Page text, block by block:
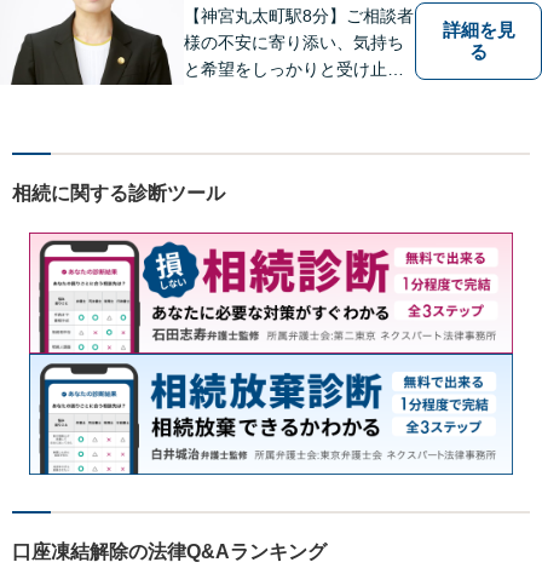
【神宮丸太町駅8分】ご相談者
様の不安に寄り添い、気持ち
と希望をしっかりと受け止め
う真摯にサポートします。ど
い。【完全個室で相談可】
【地域密着型の法律事務所】
詳細を見
る
相続に関する診断ツール
口座凍結解除の法律Q&Aランキング